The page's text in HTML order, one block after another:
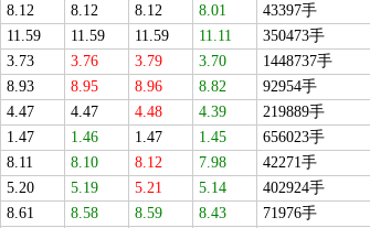
8.12 8.12 8.12 8.01 43397手
11.59 11.59 11.59 11.11 350473手
3.73 3.76 3.79 3.70 1448737手
8.93 8.95 8.96 8.82 92954手
4.47 4.47 4.48 4.39 219889手
1.47 1.46 1.47 1.45 656023手
8.11 8.10 8.12 7.98 42271手
5.20 5.19 5.21 5.14 402924手
8.61 8.58 8.59 8.43 71976手